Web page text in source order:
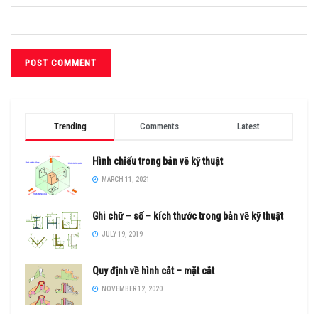
Trending Comments Latest
Hình chiếu trong bản vẽ kỹ thuật
MARCH 11, 2021
Ghi chữ – số – kích thước trong bản vẽ kỹ thuật
JULY 19, 2019
Quy định về hình cắt – mặt cắt
NOVEMBER 12, 2020